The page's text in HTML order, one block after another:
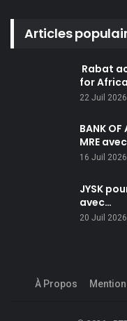
Articles
Rabat
for
22 Juil 2026
BANK
MRE
16 Juil 2026
JYSK
avec…
20 Juil 2026
À Propos